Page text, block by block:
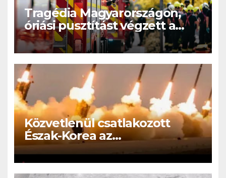
Tragédia Magyarországon,
óriási pusztítást végzett a
tűzvész: leégett házak,
menekülő emberek – videó
Közvetlenül csatlakozott
Észak-Korea az
Oroszországban folyó
háborúhoz!